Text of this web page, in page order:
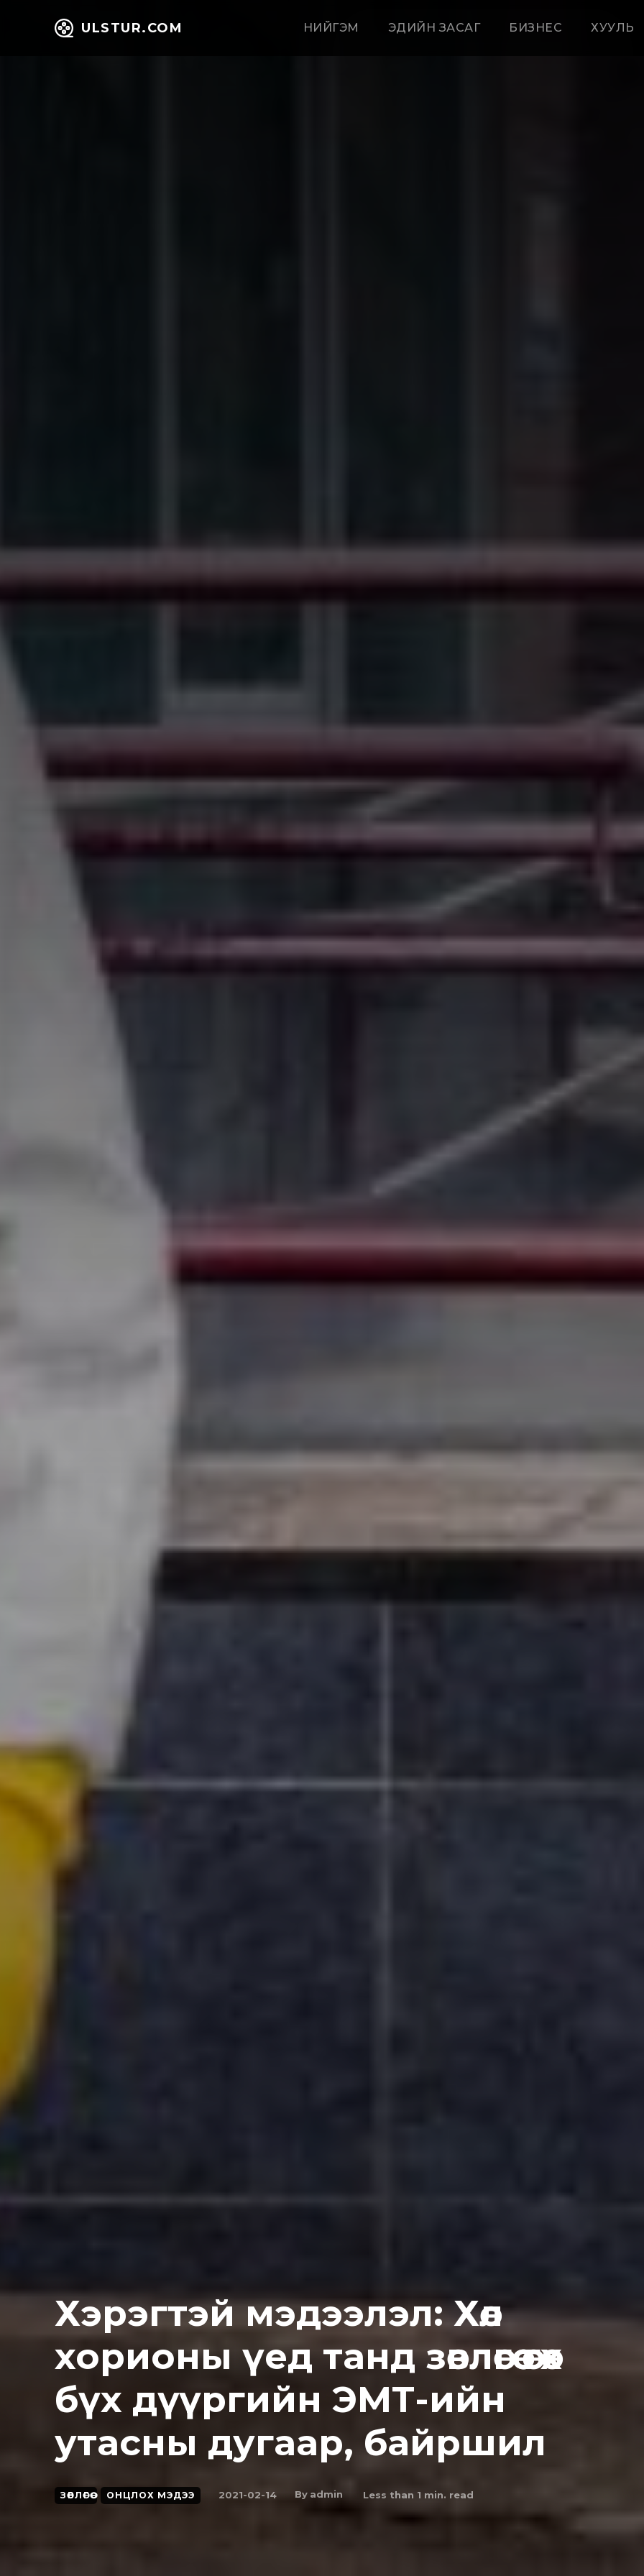
ULSTUR.COM НИЙГЭМ ЭДИЙН ЗАСАГ БИЗНЕС ХУУЛЬ
Хэрэгтэй мэдээлэл: Хөл
хорионы үед танд зөвлөгөө өгөх
бүх дүүргийн ЭМТ-ийн
утасны дугаар, байршил
ЗӨВЛӨГӨӨ ОНЦЛОХ МЭДЭЭ 2021-02-14 By admin Less than 1 min. read